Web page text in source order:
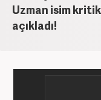
Kanal 7 Medya
Uzman isim
açıkladı!